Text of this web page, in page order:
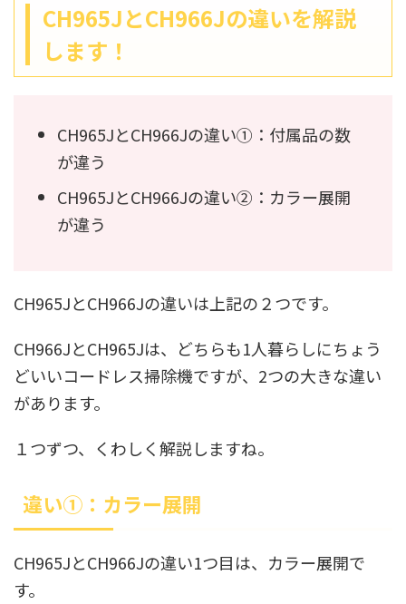
CH965JとCH966Jの違いを解説
します！
CH965JとCH966Jの違い①：付属品の数
が違う
CH965JとCH966Jの違い②：カラー展開
が違う
CH965JとCH966Jの違いは上記の２つです。
CH966JとCH965Jは、どちらも1人暮らしにちょう
どいいコードレス掃除機ですが、2つの大きな違い
があります。
１つずつ、くわしく解説しますね。
違い①：カラー展開
CH965JとCH966Jの違い1つ目は、カラー展開で
す。